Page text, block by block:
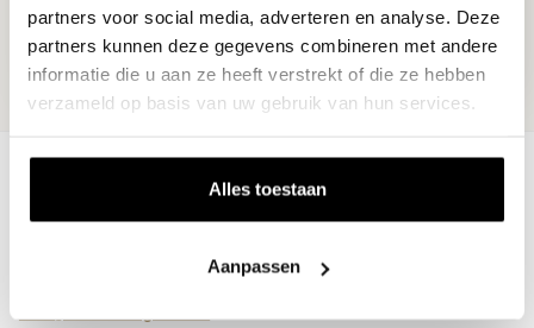
partners voor social media, adverteren en analyse. Deze
partners kunnen deze gegevens combineren met andere
informatie die u aan ze heeft verstrekt of die ze hebben
verzameld op basis van uw gebruik van hun services.
Alles toestaan
Aanpassen
4927 PC Hooge Zwaluwe